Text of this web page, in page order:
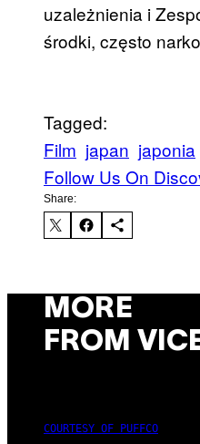
uzależnienia i
środki, często
Tagged:
Film japan japonia
Follow Us On
Share:
MORE
FROM
COURTESY OF PUFFCO